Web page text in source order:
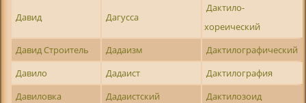
Давид Дагусса
Дактило-
хореический
Давид Строитель
Дадаизм
Дактилографический
Давило
Дадаист
Дактилография
Давиловка
Дадаистский
Дактилозоид